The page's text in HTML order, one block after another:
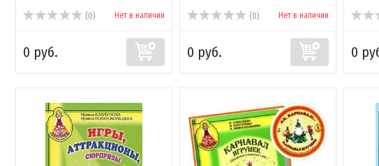
(0) Нет в наличии
0 руб.
(0) Нет в наличии
0 руб. 0